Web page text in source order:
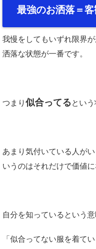
最強のお洒落＝
我慢をしてもいずれ限界
洒落な状態が一番です。
つまり 似合ってるという
あまり気付いている人が
いうのはそれだけで価値に
自分を知っているという意
「似合ってない服を着て